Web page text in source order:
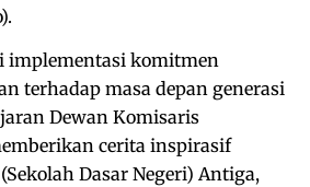
implementasi komitmen
terhadap masa depan generasi
Dewan Komisaris
cerita inspirasif
Dasar Negeri) Antiga,